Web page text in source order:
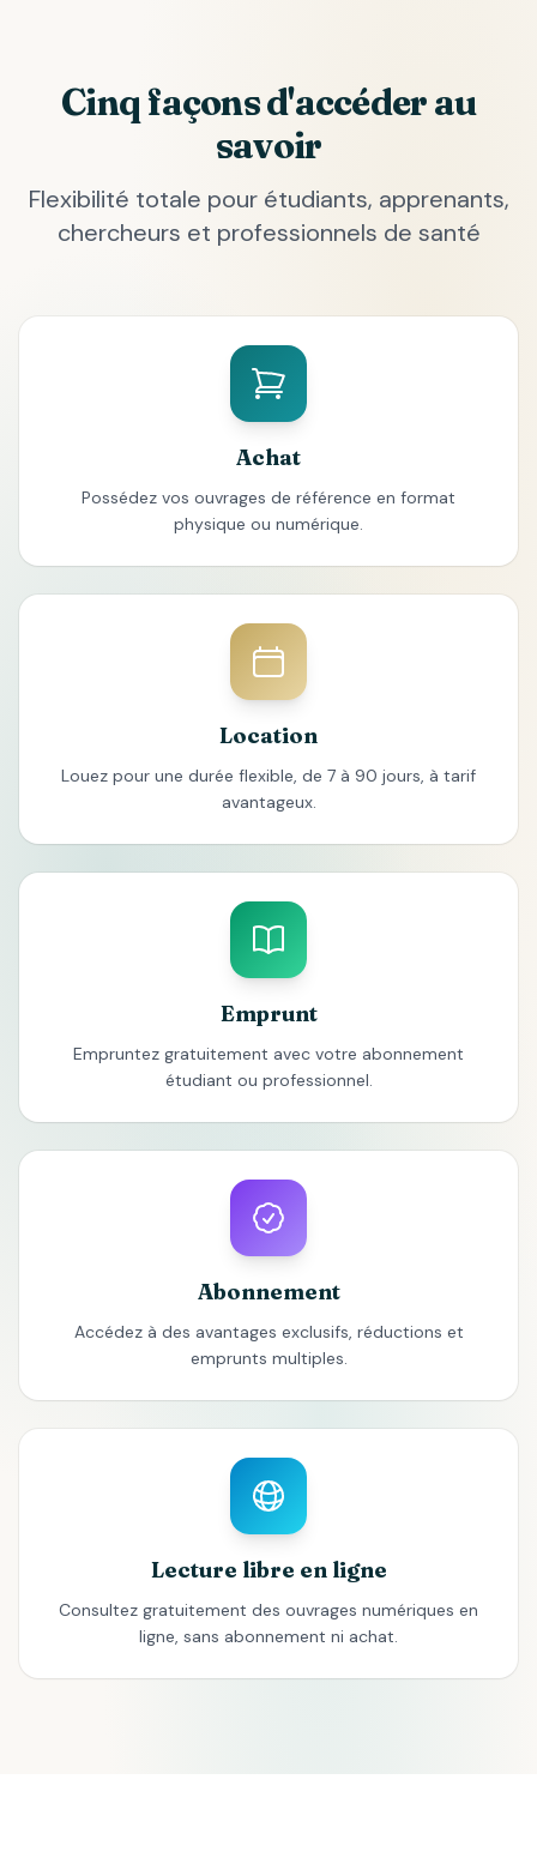
Cinq façons d'accéder au
savoir
Flexibilité totale pour étudiants, apprenants,
chercheurs et professionnels de santé
Achat
Possédez vos ouvrages de référence en format
physique ou numérique.
Location
Louez pour une durée flexible, de 7 à 90 jours, à tarif
avantageux.
Emprunt
Empruntez gratuitement avec votre abonnement
étudiant ou professionnel.
Abonnement
Accédez à des avantages exclusifs, réductions et
emprunts multiples.
Lecture libre en ligne
Consultez gratuitement des ouvrages numériques en
ligne, sans abonnement ni achat.